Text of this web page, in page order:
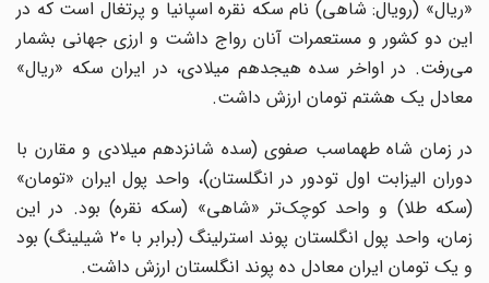
«ریال» (رویال: شاهی) نام سکه نقره اسپانیا و پرتغال است که در
این دو کشور و مستعمرات آنان رواج داشت و ارزی جهانی بشمار
می‌رفت. در اواخر سده هیجدهم میلادی، در ایران سکه «ریال»
معادل یک هشتم تومان ارزش داشت.
در زمان شاه طهماسب صفوی (سده شانزدهم میلادی و مقارن با
دوران الیزابت اول تودور در انگلستان)، واحد پول ایران «تومان»
(سکه طلا) و واحد کوچک‌تر «شاهی» (سکه نقره) بود. در این
زمان، واحد پول انگلستان پوند استرلینگ (برابر با ۲۰ شیلینگ) بود
و یک تومان ایران معادل ده پوند انگلستان ارزش داشت.